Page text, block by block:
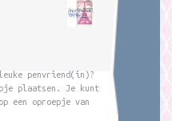
penvriend(in)?
plaatsen. Je kunt
een oproepje van